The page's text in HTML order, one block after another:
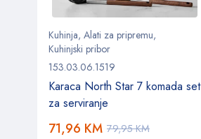
Kuhinja, Alati za pripremu,
Kuhinjski pribor
153.03.06.1519
Karaca North Star 7 komada set
za serviranje
79,95KM
71,96 KM